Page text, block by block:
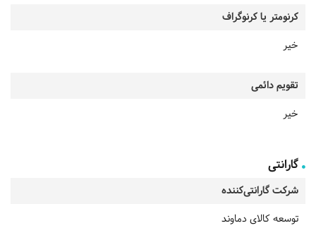
کرنومتر یا کرنوگراف
خیر
تقویم دائمی
خیر
گارانتی
شرکت گارانتی‌کننده
توسعه کالای دماوند